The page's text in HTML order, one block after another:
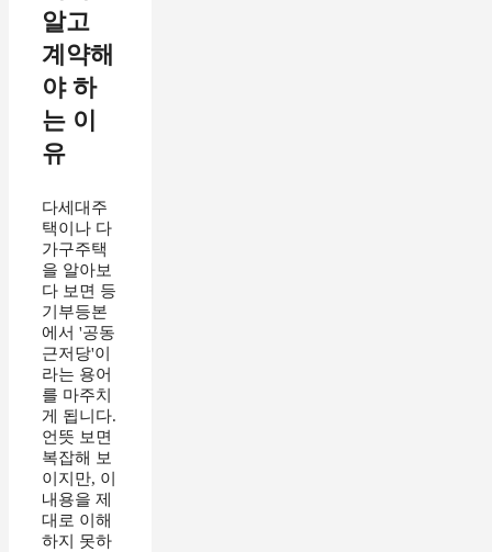
알고
계약해
야 하
는 이
유
다세대주
택이나 다
가구주택
을 알아보
다 보면 등
기부등본
에서 '공동
근저당'이
라는 용어
를 마주치
게 됩니다.
언뜻 보면
복잡해 보
이지만, 이
내용을 제
대로 이해
하지 못하